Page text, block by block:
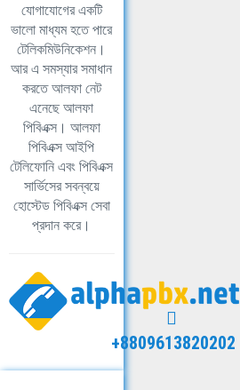
যোগাযোগের একটি
ভালো মাধ্যম হতে পারে
টেলিকমিউনিকেশন।
আর এ সমস্যার সমাধান
করতে আলফা নেট
এনেছে আলফা
পিবিএক্স। আলফা
পিবিএক্স আইপি
টেলিফোনি এবং পিবিএক্স
সার্ভিসের সবন্বয়ে
হোস্টেড পিবিএক্স সেবা
প্রদান করে।
+8809613820202